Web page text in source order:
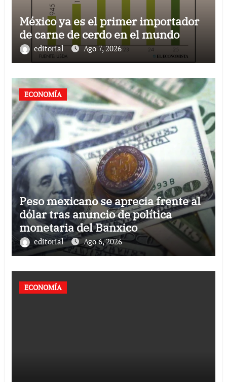
México ya es el primer importador
de carne de cerdo en el mundo
editorial Ago 7, 2026
ECONOMÍA
Peso mexicano se aprecia frente al
dólar tras anuncio de política
monetaria del Banxico
editorial Ago 6, 2026
ECONOMÍA